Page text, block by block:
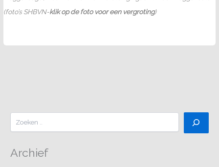
(foto’s SHBVN-klik op de foto voor een vergroting)
Zoeken
Archief